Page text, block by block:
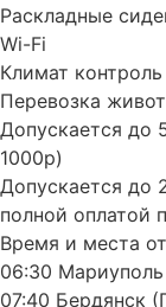
Раскладные
Wi-Fi
Климат контроль
Перевозка
Допускается до
1000р)
Допускается до
полной оплатой
Время и места
06:30
07:40 Бердянск